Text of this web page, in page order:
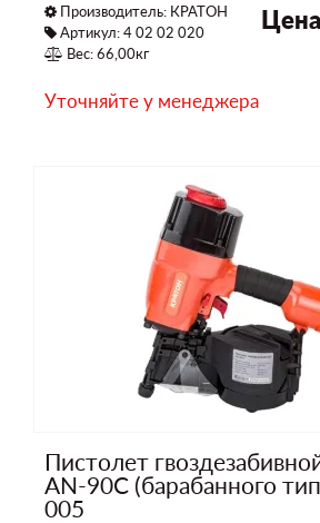
Производитель: КРАТОН
Артикул: 4 02 02 020
Вес: 66,00кг
Уточняйте у менеджера
Пистолет
AN-90C (барабанного
005